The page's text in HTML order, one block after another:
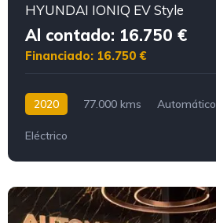
HYUNDAI IONIQ EV Style
Al contado: 16.750 €
Financiado: 16.750 €
2020 77.000 kms Automático
Eléctrico